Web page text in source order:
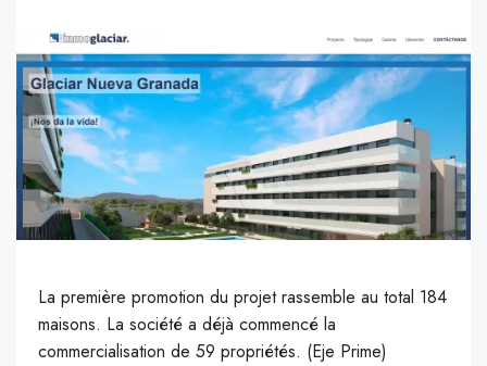
La première promotion du projet rassemble au total 184
maisons. La société a déjà commencé la
commercialisation de 59 propriétés. (Eje Prime)